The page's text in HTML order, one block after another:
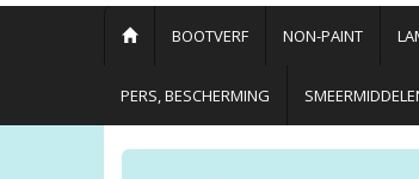
BOOTVERF NON-PAINT
PERS, BESCHERMING